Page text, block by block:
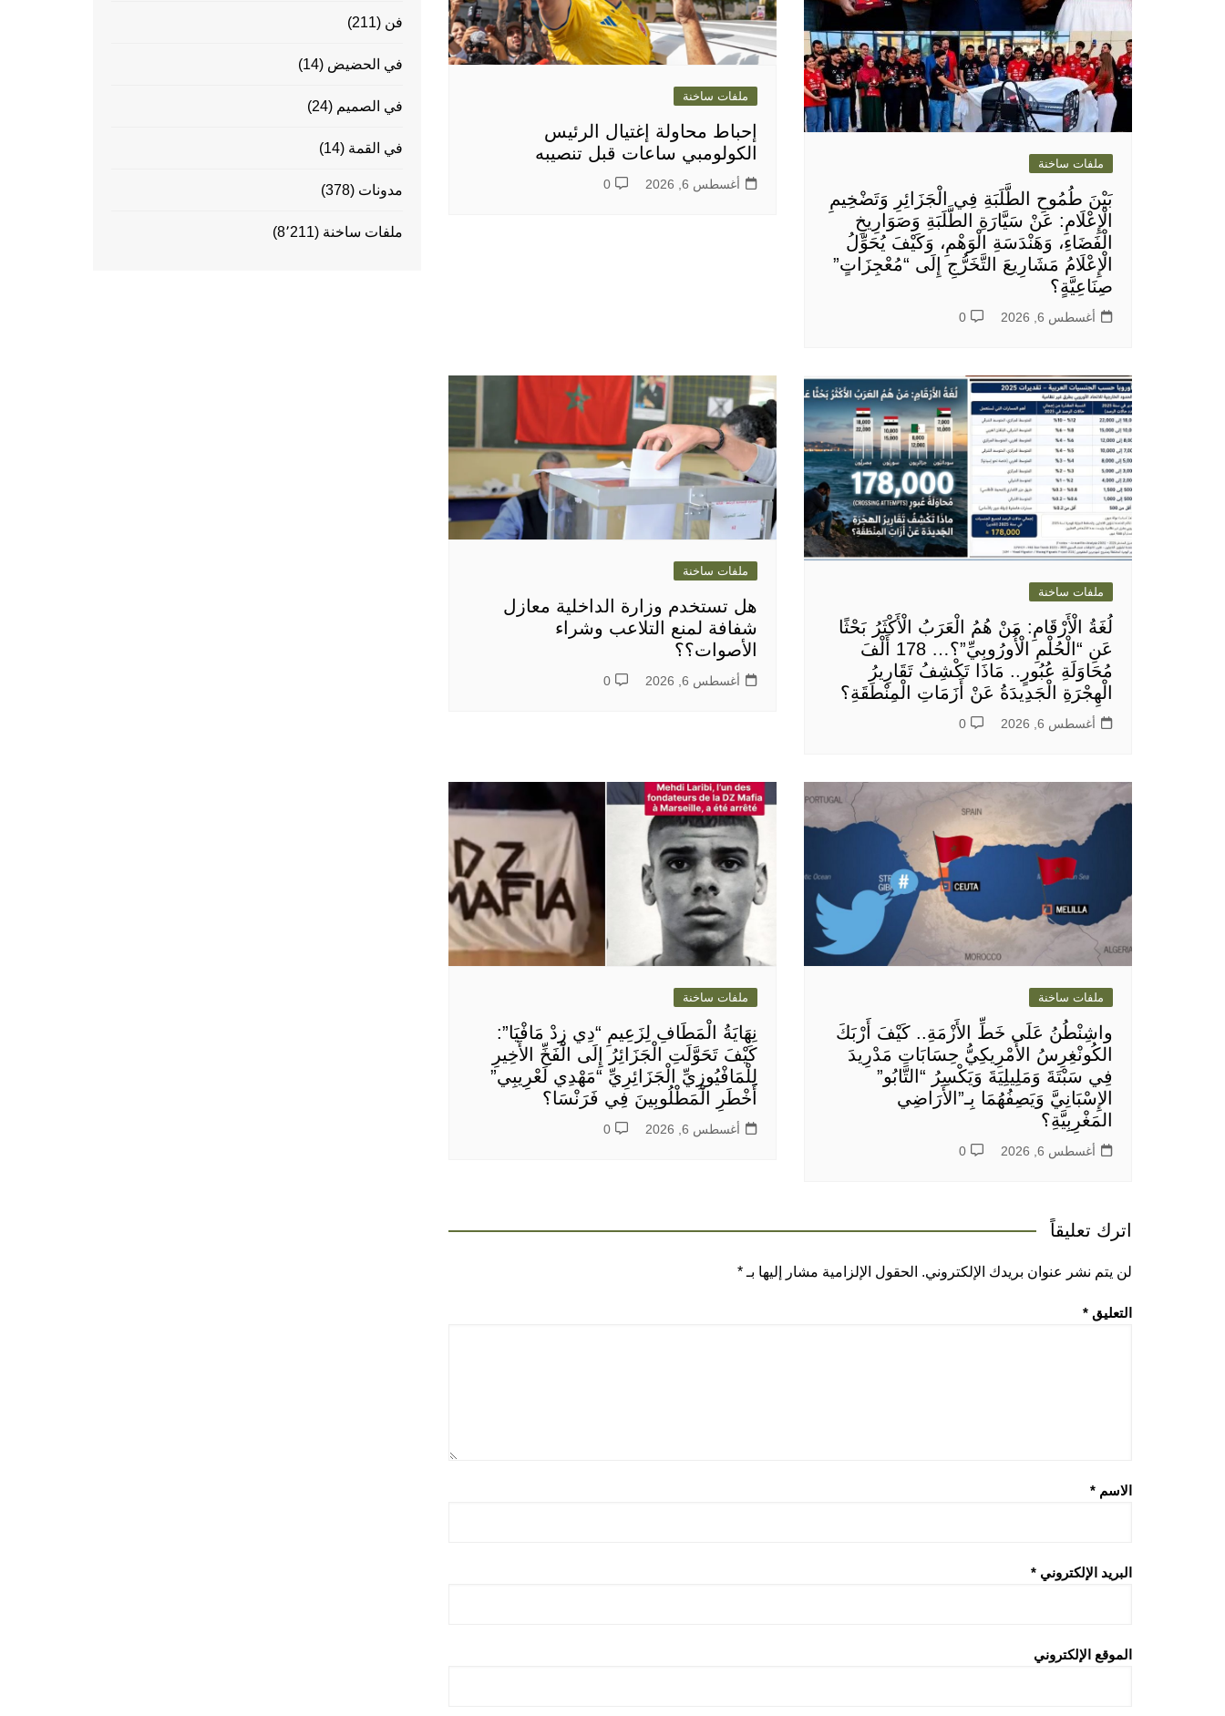
ملفات ساخنة
بَيْنَ طُمُوحِ الطَّلَبَةِ فِي الْجَزَائِرِ وَتَضْخِيمِ
الْإِعْلَامِ: عَنْ سَيَّارَةِ الطَّلَبَةِ وَصَوَارِيخِ
الْفَضَاءِ، وَهَنْدَسَةِ الْوَهْمِ، وَكَيْفَ يُحَوِّلُ
الْإِعْلَامُ مَشَارِيعَ التَّخَرُّجِ إِلَى “مُعْجِزَاتٍ”
صِنَاعِيَّةٍ؟
أغسطس 6, 2026 0
ملفات ساخنة
إحباط محاولة إغتيال الرئيس
الكولومبي ساعات قبل تنصيبه
أغسطس 6, 2026 0
ملفات ساخنة
لُغَةُ الْأَرْقَامِ: مَنْ هُمُ الْعَرَبُ الْأَكْثَرُ بَحْثًا
عَنِ “الْحُلْمِ الْأُورُوبِيِّ”؟… 178 أَلْفَ
مُحَاوَلَةِ عُبُورٍ.. مَاذَا تَكْشِفُ تَقَارِيرُ
الْهِجْرَةِ الْجَدِيدَةُ عَنْ أَزَمَاتِ الْمِنْطَقَةِ؟
أغسطس 6, 2026 0
ملفات ساخنة
هل تستخدم وزارة الداخلية معازل
شفافة لمنع التلاعب وشراء
الأصوات؟؟
أغسطس 6, 2026 0
ملفات ساخنة
واشِنْطُنُ عَلَى خَطِّ الأَزْمَةِ.. كَيْفَ أَرْبَكَ
الكُونْغِرِسُ الأَمْرِيكِيُّ حِسَابَاتِ مَدْرِيدَ
فِي سَبْتَةَ وَمَلِيلِيَةَ وَيَكْسِرُ “التَّابُو”
الإِسْبَانِيَّ وَيَصِفُهُمَا بِـ”الأَرَاضِي
المَغْرِبِيَّةِ؟
أغسطس 6, 2026 0
ملفات ساخنة
نِهَايَةُ الْمَطَافِ لِزَعِيمِ “دِي زِدْ مَافْيَا”:
كَيْفَ تَحَوَّلَتِ الْجَزَائِرُ إِلَى الْفَخِّ الأَخِيرِ
لِلْمَافْيُوزِيِّ الْجَزَائِرِيِّ “مَهْدِي لَعْرِيبِي”
أَخْطَرِ الْمَطْلُوبِينَ فِي فَرَنْسَا؟
أغسطس 6, 2026 0
اترك تعليقاً
لن يتم نشر عنوان بريدك الإلكتروني. الحقول الإلزامية مشار إليها بـ *
التعليق *
الاسم *
البريد الإلكتروني *
الموقع الإلكتروني
فن (211)
في الحضيض (14)
في الصميم (24)
في القمة (14)
مدونات (378)
ملفات ساخنة (8٬211)